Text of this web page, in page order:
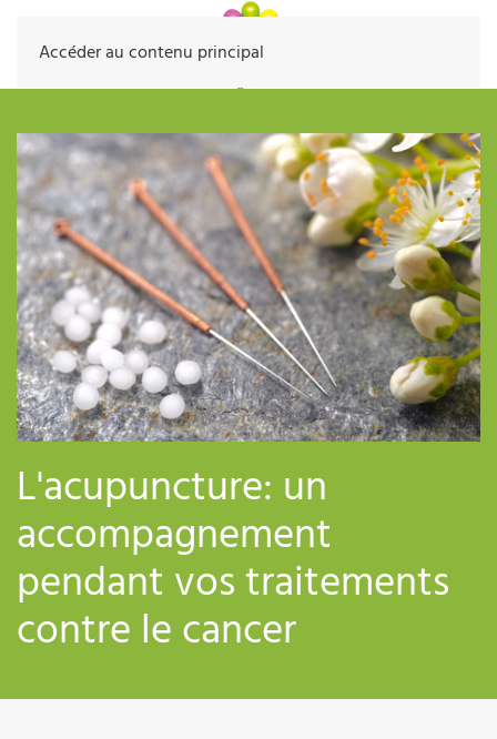
Accéder au contenu principal
L'acupuncture: un
accompagnement
pendant vos traitements
contre le cancer